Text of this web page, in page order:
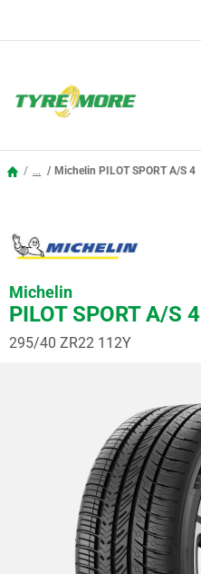
... Michelin PILOT SPORT A/S 4
Michelin
PILOT SPORT A/S 4
295/40 ZR22 112Y